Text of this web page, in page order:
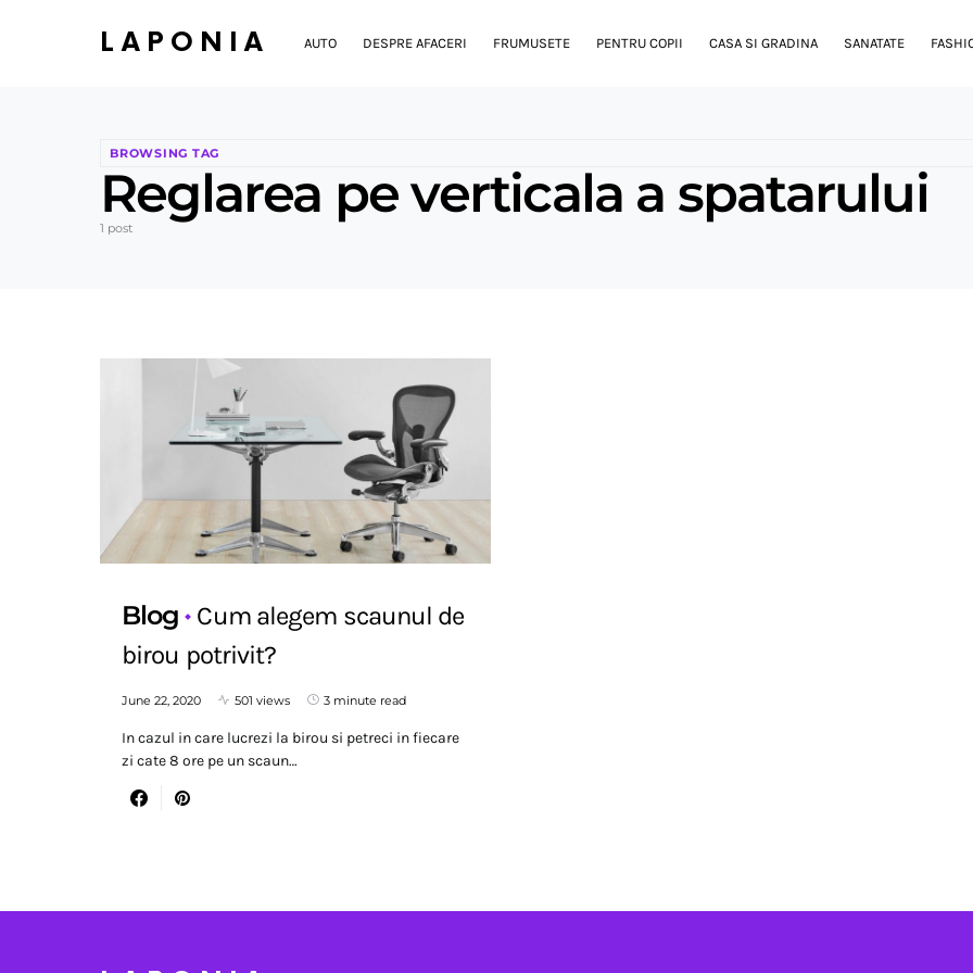
LAPONIA AUTO DESPRE AFACERI FRUMUSETE PENTRU COPII CASA SI GRADINA SANATATE
BROWSING TAG
Reglarea pe verticala a spatarului
1 post
Blog
Cum alegem scaunul de
birou potrivit?
June 22, 2020 501 views 3 minute read
In cazul in care lucrezi la birou si petreci in fiecare
zi cate 8 ore pe un scaun…